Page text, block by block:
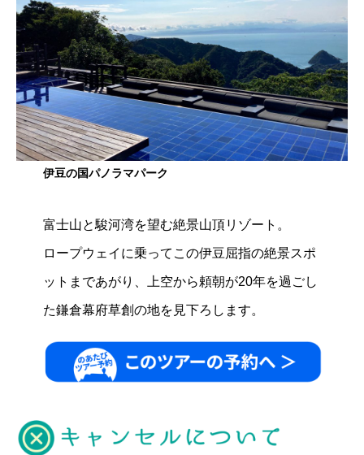
伊豆の国パノラマパーク
富士山と駿河湾を望む絶景山頂リゾート。
ロープウェイに乗ってこの伊豆屈指の絶景スポ
ットまであがり、上空から頼朝が20年を過ごし
た鎌倉幕府草創の地を見下ろします。